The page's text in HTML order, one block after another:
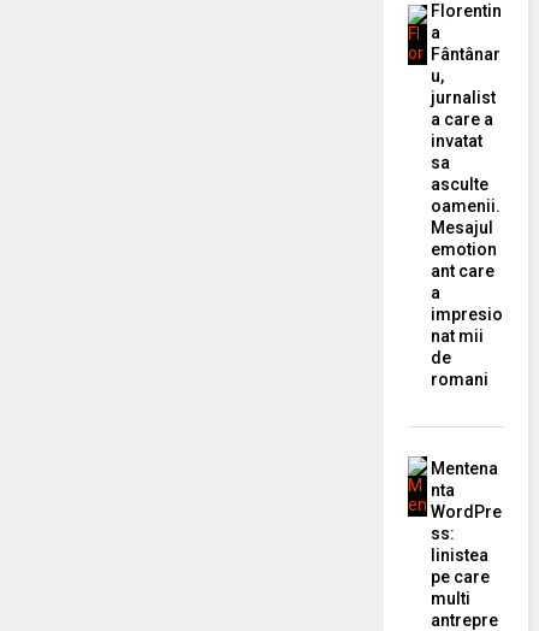
Florentin
a
Fântânar
u,
jurnalist
a care a
invatat
sa
asculte
oamenii.
Mesajul
emotion
ant care
a
impresio
nat mii
de
romani
Mentena
nta
WordPre
ss:
linistea
pe care
multi
antrepre